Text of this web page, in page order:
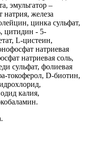
эмульгатор –
натрия, железа
цинка сульфат,
цитидин - 5-
L-цистеин,
натриевая
натриевая соль,
сульфат, фолиевая
токоферол, D-биотин,
калия,